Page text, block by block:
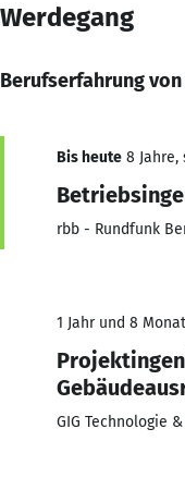
Werdegang
Berufserfahrung
Bis heute 8 Jahre,
rbb - Rundfunk
1 Jahr und 8
GIG Technologie